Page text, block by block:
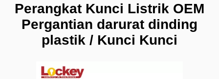
Perangkat Kunci Listrik OEM
Pergantian darurat dinding
plastik / Kunci Kunci